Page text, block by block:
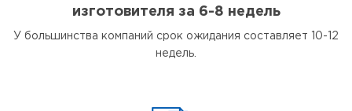
изготовителя за 6-8 недель
У большинства компаний срок ожидания составляет 10-12
недель.